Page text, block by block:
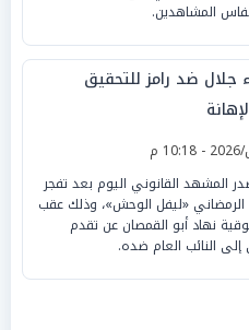
المشاهدين.
جلال ضد رامز للتحقيق
المشهد القانوني اليوم بعد تفجر
الرمضاني «ليفل الوحش»، وذلك عقب
نهاد أبو القمصان عن تقدم
النائب العام ضده.